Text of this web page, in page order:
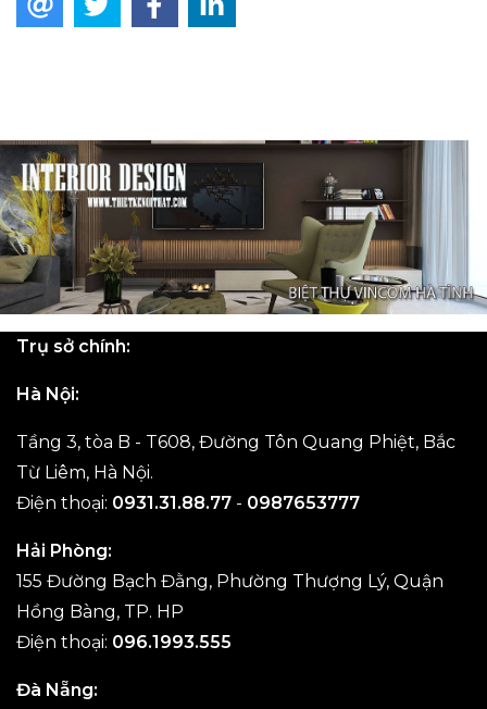
Trụ sở chính:
Hà Nội:
Tầng 3, tòa B - T608, Đường Tôn Quang Phiệt, Bắc
Từ Liêm, Hà Nội.
Điện thoại: 0931.31.88.77 - 0987653777
Hải Phòng:
155 Đường Bạch Đằng, Phường Thượng Lý, Quận
Hồng Bàng, TP. HP
Điện thoại: 096.1993.555
Đà Nẵng: